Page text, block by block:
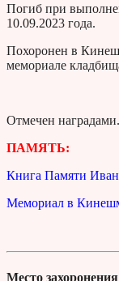
Погиб при
10.09.2023 года.
Похоронен в
мемориале
Отмечен наградами.
ПАМЯТЬ:
Книга Памяти
Мемориал в
Место